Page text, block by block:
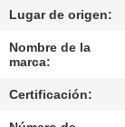
CONTROL
DE
Lugar de origen:
Nombre de la
marca:
Certificación: